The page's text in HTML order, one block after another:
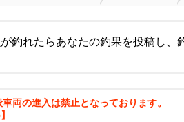
釣れたらあなたの釣果を投稿し、
両の進入は禁止となっております。